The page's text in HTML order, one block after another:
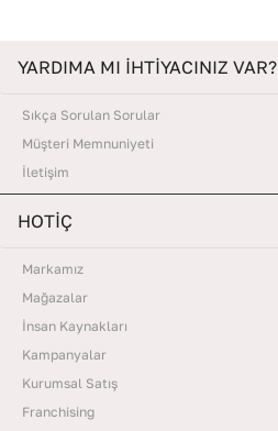
YARDIMA MI İHTİYACINIZ VAR?
Sıkça Sorulan Sorular
Müşteri Memnuniyeti
İletişim
HOTİÇ
Markamız
Mağazalar
İnsan Kaynakları
Kampanyalar
Kurumsal Satış
Franchising